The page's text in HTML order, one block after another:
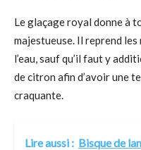
Le glaçage royal donne à
majestueuse. Il reprend les
l’eau, sauf qu’il faut y
de citron afin d’avoir une
craquante.
Lire aussi : Bisque de